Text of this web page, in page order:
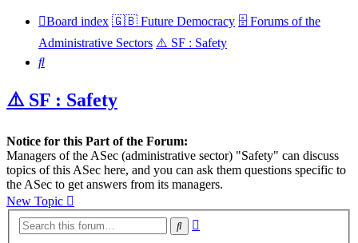
Board index 🇬🇧 Future Democracy 🗄️ Forums of the
Administrative Sectors ⚠️ SF : Safety
Search
⚠️ SF : Safety
Notice for this Part of the Forum:
Managers of the ASec (administrative sector) "Safety" can discuss
topics of this ASec here, and you can ask them questions specific to
the ASec to get answers from its managers.
New Topic
Search